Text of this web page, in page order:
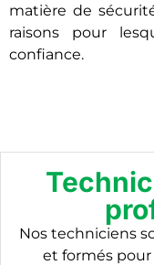
matière de
raisons pour
confiance.
Nos techniciens
et formés